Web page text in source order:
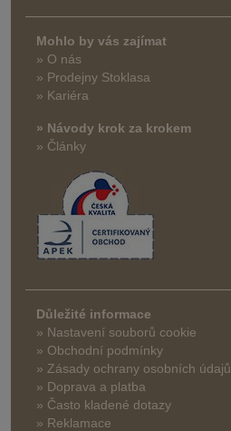
Mohlo by vás zajímat
» O nás
» Prodejny Stoklasa
» Kariéra
» Návody krok za krokem
» Články
Důležité informace
» Nastavení souborů cookie
» Obchodní podmínky
» Zásady ochrany osobních údajů
» Doprava a platba
» Často kladené dotazy
» Reklamace